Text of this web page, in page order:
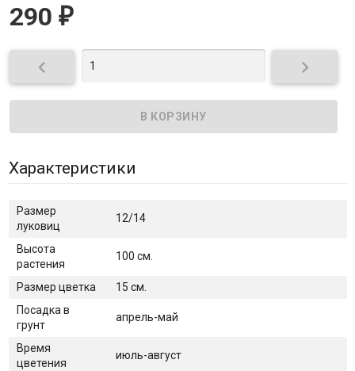
290 ₽
 
Характеристики
Размер
луковиц
12/14
Высота
растения
100 см.
Размер цветка
15 см.
Посадка в
грунт
апрель-май
Время
цветения
июль-август